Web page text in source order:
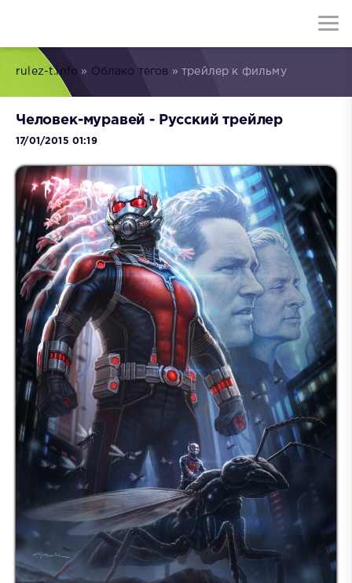
rulez-t.info » Облако тегов » трейлер к фильму
Человек-муравей - Русский трейлер
17/01/2015 01:19